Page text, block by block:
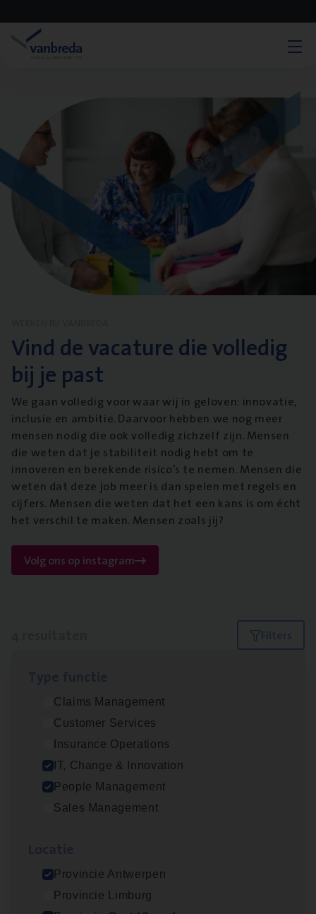
Vind de vacature die volledig
bij je past
We gaan volledig voor waar wij in geloven: innovatie,
inclusie en ambitie. Daarvoor hebben we nog meer
mensen nodig die ook volledig zichzelf zijn. Mensen
die weten dat je stabiliteit nodig hebt om te
innoveren en berekende risico’s te nemen. Mensen die
weten dat deze job meer is dan spelen met regels en
cijfers. Mensen die weten dat het een kans is om écht
het verschil te maken. Mensen zoals jij?
Volg ons op instagram
Filters
Claims Management
Customer Services
Insurance Operations
IT, Change & Innovation
People Management
Sales Management
Provincie Antwerpen
Provincie Limburg
Test Ana­lyst
IT, Change & Innovation
Antwerpen
Busi­ness Mana­ger Mari­ne Cargo